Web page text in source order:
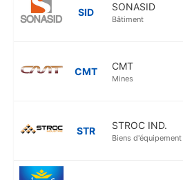
SID SONASID
Bâtiment
CMT CMT
Mines
STR STROC IND.
Biens d'équipement